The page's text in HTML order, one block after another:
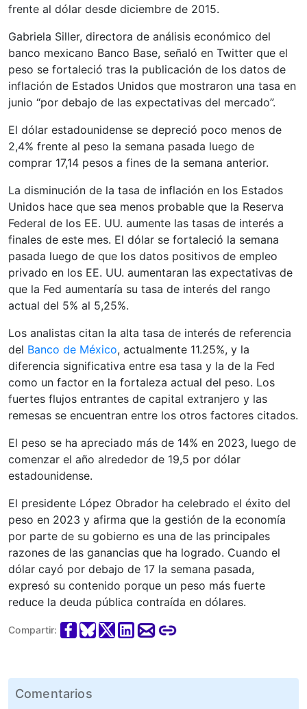
frente al dólar desde diciembre de 2015.
Gabriela Siller, directora de análisis económico del
banco mexicano Banco Base, señaló en Twitter que el
peso se fortaleció tras la publicación de los datos de
inflación de Estados Unidos que mostraron una tasa en
junio “por debajo de las expectativas del mercado”.
El dólar estadounidense se depreció poco menos de
2,4% frente al peso la semana pasada luego de
comprar 17,14 pesos a fines de la semana anterior.
La disminución de la tasa de inflación en los Estados
Unidos hace que sea menos probable que la Reserva
Federal de los EE. UU. aumente las tasas de interés a
finales de este mes. El dólar se fortaleció la semana
pasada luego de que los datos positivos de empleo
privado en los EE. UU. aumentaran las expectativas de
que la Fed aumentaría su tasa de interés del rango
actual del 5% al 5,25%.
Los analistas citan la alta tasa de interés de referencia
del Banco de México, actualmente 11.25%, y la
diferencia significativa entre esa tasa y la de la Fed
como un factor en la fortaleza actual del peso. Los
fuertes flujos entrantes de capital extranjero y las
remesas se encuentran entre los otros factores citados.
El peso se ha apreciado más de 14% en 2023, luego de
comenzar el año alrededor de 19,5 por dólar
estadounidense.
El presidente López Obrador ha celebrado el éxito del
peso en 2023 y afirma que la gestión de la economía
por parte de su gobierno es una de las principales
razones de las ganancias que ha logrado. Cuando el
dólar cayó por debajo de 17 la semana pasada,
expresó su contenido porque un peso más fuerte
reduce la deuda pública contraída en dólares.
Compartir:
Comentarios